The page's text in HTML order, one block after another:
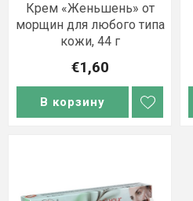
Крем «Женьшень» от
морщин для любого типа
кожи, 44 г
€1,60
В корзину